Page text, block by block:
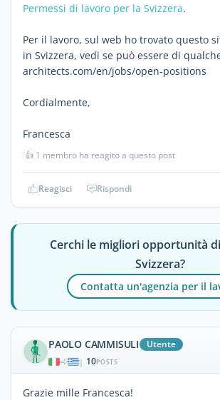
Permessi di lavoro per la Svizzera.
Per il lavoro, sul web ho trovato questo
in Svizzera, vedi se può essere di
architects.com/en/jobs/open-positions
Cordialmente,
Francesca
👍 1 membro ha reagito a questo post
Reagisci Rispondi
Cerchi le migliori opportunità
Svizzera?
Contatta un'agenzia per il
PAOLO CAMMISULI Utente
| 10POSTS
Grazie mille Francesca!